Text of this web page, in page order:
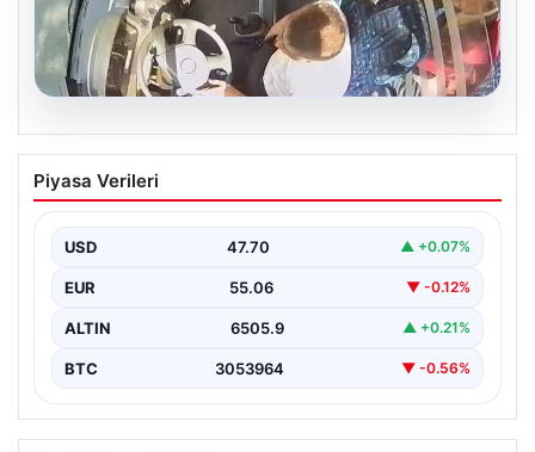
Trabzon’da Otobüste Fenalaşan
Yolcuya Şoförün Hızlı Müdahalesi
yaşındaki yolcu Hasan Öner’in hayatı, şoför Sinan
Erdoğan’ın…
Piyasa Verileri
USD 47.70 ▲ +0.07%
EUR 55.06 ▼ -0.12%
ALTIN 6505.9 ▲ +0.21%
BTC 3053964 ▼ -0.56%